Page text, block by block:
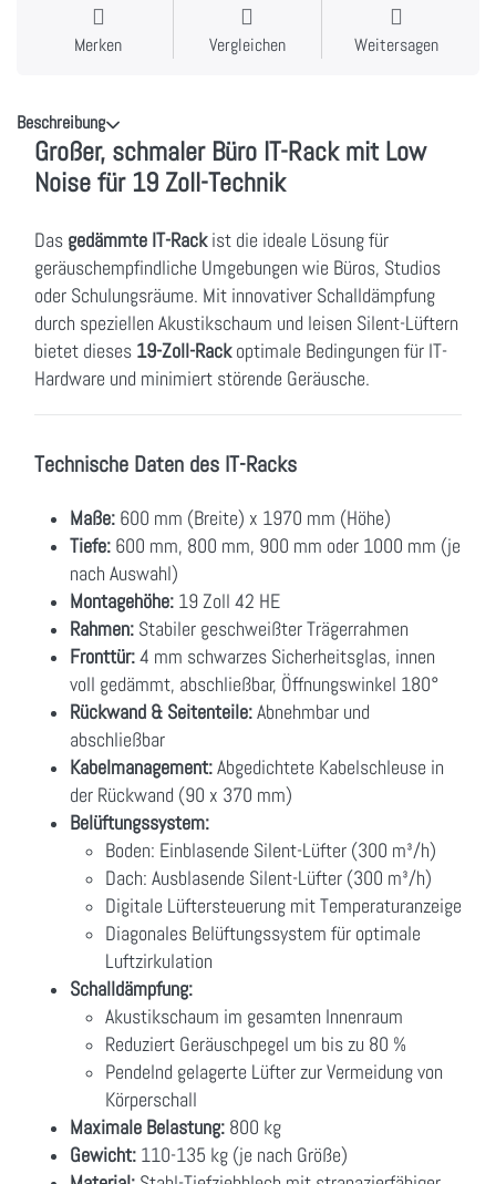
Merken Vergleichen Weitersagen
Beschreibung
Großer, schmaler Büro IT-Rack mit Low
Noise für 19 Zoll-Technik
Das gedämmte IT-Rackist die ideale Lösung für
geräuschempfindliche Umgebungen wie Büros, Studios
oder Schulungsräume. Mit innovativer Schalldämpfung
durch speziellen Akustikschaum und leisen Silent-Lüftern
bietet dieses 19-Zoll-Rackoptimale Bedingungen für IT-
Hardware und minimiert störende Geräusche.
Technische Daten des IT-Racks
Maße: 600 mm (Breite) x 1970 mm (Höhe)
Tiefe: 600 mm, 800 mm, 900 mm oder 1000 mm (je
nach Auswahl)
Montagehöhe: 19 Zoll 42 HE
Rahmen: Stabiler geschweißter Trägerrahmen
Fronttür:4 mm schwarzes Sicherheitsglas, innen
voll gedämmt, abschließbar, Öffnungswinkel 180°
Rückwand & Seitenteile:Abnehmbar und
abschließbar
Kabelmanagement:Abgedichtete Kabelschleuse in
der Rückwand (90 x 370 mm)
Belüftungssystem:
Boden: Einblasende Silent-Lüfter (300 m³/h)
Dach: Ausblasende Silent-Lüfter (300 m³/h)
Digitale Lüftersteuerung mit Temperaturanzeige
Diagonales Belüftungssystem für optimale
Luftzirkulation
Schalldämpfung:
Akustikschaum im gesamten Innenraum
Reduziert Geräuschpegel um bis zu 80 %
Pendelnd gelagerte Lüfter zur Vermeidung von
Körperschall
Maximale Belastung: 800 kg
Gewicht: 110-135 kg (je nach Größe)